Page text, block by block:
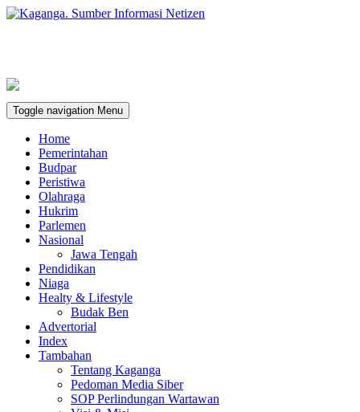
Toggle navigation Menu
Home
Pemerintahan
Budpar
Peristiwa
Olahraga
Hukrim
Parlemen
Nasional
Jawa Tengah
Pendidikan
Niaga
Healty & Lifestyle
Budak Ben
Advertorial
Index
Tambahan
Tentang Kaganga
Pedoman Media Siber
SOP Perlindungan Wartawan